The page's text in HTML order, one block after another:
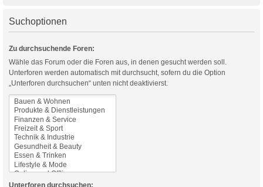
Suchoptionen
Zu durchsuchende Foren:
Wähle das Forum oder die Foren aus, in denen gesucht werden soll.
Unterforen werden automatisch mit durchsucht, sofern du die Option
„Unterforen durchsuchen“ unten nicht deaktivierst.
Unterforen durchsuchen: